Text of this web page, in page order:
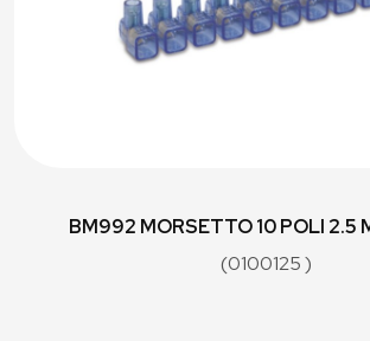
BM992 MORSETTO 10 POLI 2.5
(0100125 )